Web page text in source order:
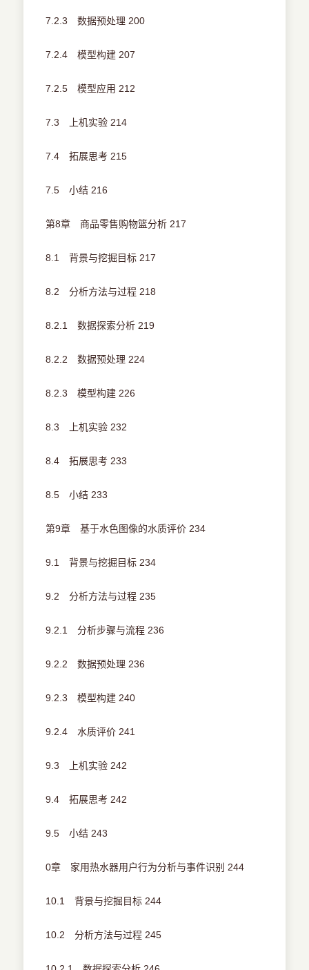
7.2.3 数据预处理 200
7.2.4 模型构建 207
7.2.5 模型应用 212
7.3 上机实验 214
7.4 拓展思考 215
7.5 小结 216
第8章 商品零售购物篮分析 217
8.1 背景与挖掘目标 217
8.2 分析方法与过程 218
8.2.1 数据探索分析 219
8.2.2 数据预处理 224
8.2.3 模型构建 226
8.3 上机实验 232
8.4 拓展思考 233
8.5 小结 233
第9章 基于水色图像的水质评价 234
9.1 背景与挖掘目标 234
9.2 分析方法与过程 235
9.2.1 分析步骤与流程 236
9.2.2 数据预处理 236
9.2.3 模型构建 240
9.2.4 水质评价 241
9.3 上机实验 242
9.4 拓展思考 242
9.5 小结 243
0章 家用热水器用户行为分析与事件识别 244
10.1 背景与挖掘目标 244
10.2 分析方法与过程 245